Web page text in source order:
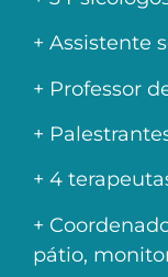
+ Assistente
+ Professor
+
+ 4
+
pátio,